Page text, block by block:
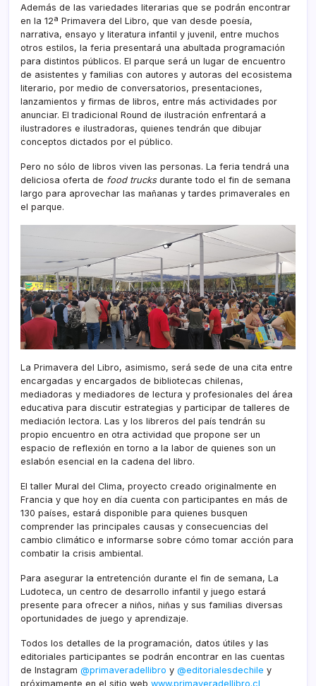
Además de las variedades literarias que se podrán encontrar
en la 12ª Primavera del Libro, que van desde poesía,
narrativa, ensayo y literatura infantil y juvenil, entre muchos
otros estilos, la feria presentará una abultada programación
para distintos públicos. El parque será un lugar de encuentro
de asistentes y familias con autores y autoras del ecosistema
literario, por medio de conversatorios, presentaciones,
lanzamientos y firmas de libros, entre más actividades por
anunciar. El tradicional Round de ilustración enfrentará a
ilustradores e ilustradoras, quienes tendrán que dibujar
conceptos dictados por el público.
Pero no sólo de libros viven las personas. La feria tendrá una
deliciosa oferta de food trucksdurante todo el fin de semana
largo para aprovechar las mañanas y tardes primaverales en
el parque.
La Primavera del Libro, asimismo, será sede de una cita entre
encargadas y encargados de bibliotecas chilenas,
mediadoras y mediadores de lectura y profesionales del área
educativa para discutir estrategias y participar de talleres de
mediación lectora. Las y los libreros del país tendrán su
propio encuentro en otra actividad que propone ser un
espacio de reflexión en torno a la labor de quienes son un
eslabón esencial en la cadena del libro.
El taller Mural del Clima, proyecto creado originalmente en
Francia y que hoy en día cuenta con participantes en más de
130 países, estará disponible para quienes busquen
comprender las principales causas y consecuencias del
cambio climático e informarse sobre cómo tomar acción para
combatir la crisis ambiental.
Para asegurar la entretención durante el fin de semana, La
Ludoteca, un centro de desarrollo infantil y juego estará
presente para ofrecer a niños, niñas y sus familias diversas
oportunidades de juego y aprendizaje.
Todos los detalles de la programación, datos útiles y las
editoriales participantes se podrán encontrar en las cuentas
de Instagram @primaveradellibro y @editorialesdechile y
próximamente en el sitio web www.primaveradellibro.cl